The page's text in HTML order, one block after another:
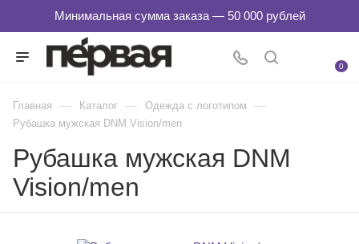
0
Главная — Каталог — Одежда с логотипом —
Рубашка мужская DNM Vision/men
Рубашка мужская DNM
Vision/men